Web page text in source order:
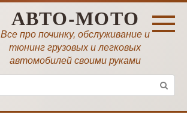
АВТО-МОТО
Все про починку, обслуживание и
тюнинг грузовых и легковых
автомобилей своими руками